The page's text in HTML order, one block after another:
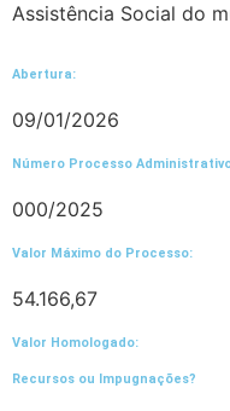
Assistência Social do
Abertura:
09/01/2026
Número Processo
000/2025
Valor Máximo do Processo: ​
54.166,67
Valor Homologado: ​
Recursos ou Impugnações? ​